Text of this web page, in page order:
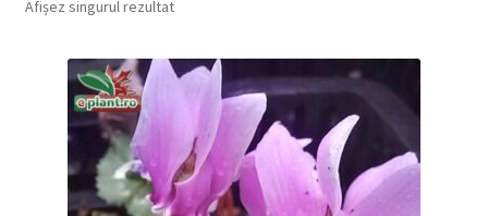
Afișez singurul rezultat